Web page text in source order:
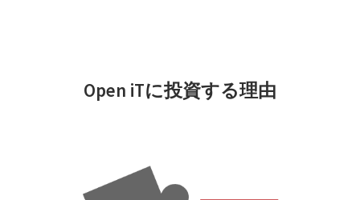
Open iTに投資する理由